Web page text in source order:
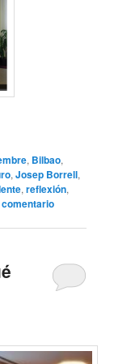
, Bilbao,
,Josep Borrell,
,reflexión,
comentario